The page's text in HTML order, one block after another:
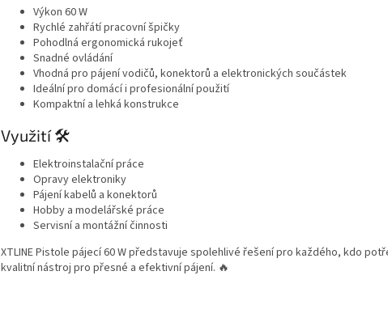
Výkon 60 W
Rychlé zahřátí pracovní špičky
Pohodlná ergonomická rukojeť
Snadné ovládání
Vhodná pro pájení vodičů, konektorů a elektronických součástek
Ideální pro domácí i profesionální použití
Kompaktní a lehká konstrukce
Využití 🛠️
Elektroinstalační práce
Opravy elektroniky
Pájení kabelů a konektorů
Hobby a modelářské práce
Servisní a montážní činnosti
XTLINE Pistole pájecí 60 W představuje spolehlivé řešení pro každého, kdo
kvalitní nástroj pro přesné a efektivní pájení. 🔥